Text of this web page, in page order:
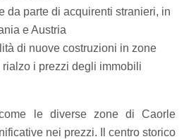
da parte di acquirenti stranieri, in
e Austria
di nuove costruzioni in zone
i prezzi degli immobili
le diverse zone di Caorle
nei prezzi. Il centro storico